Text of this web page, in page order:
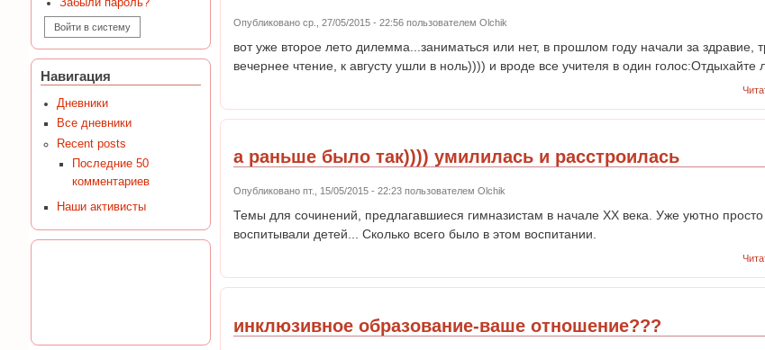
Опубликовано ср., 27/05/2015 - 22:56 пользователем Olchik
вот уже второе лето дилемма...заниматься или нет, в прошлом году начали за здравие,
вечернее чтение, к августу ушли в ноль)))) и вроде все учителя в один голос:Отдыхайте
а раньше было так)))) умилилась и расстроилась
Опубликовано пт., 15/05/2015 - 22:23 пользователем Olchik
Темы для сочинений, предлагавшиеся гимназистам в начале XX века. Уже уютно
воспитывали детей... Сколько всего было в этом воспитании.
инклюзивное образование-ваше отношение???
Забыли пароль?
Навигация
Дневники
Все дневники
Recent posts
Последние 50
комментариев
Наши активисты